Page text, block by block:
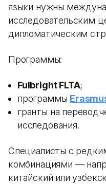
языки нужны
исследовательским
дипломатическим
Программы:
Fulbright FLTA;
программы
гранты на
исследования.
Специалисты с
комбинациями —
китайский или